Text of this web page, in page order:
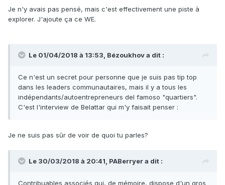
Je n'y avais pas pensé, mais c'est effectivement une piste à
explorer. J'ajoute ça ce WE.
Le 01/04/2018 à 13:53, Bézoukhova dit :
Ce n'est un secret pour personne que je suis pas tip top
dans les leaders communautaires, mais il y a tous les
indépendants/autoentrepreneurs del famoso "quartiers".
C'est l'interview de Belattar qui m'y faisait penser :
Je ne suis pas sûr de voir de quoi tu parles?
Le 30/03/2018 à 20:41, PABerryera dit :
Contribuables associés qui, de mémoire, dispose d'un gros